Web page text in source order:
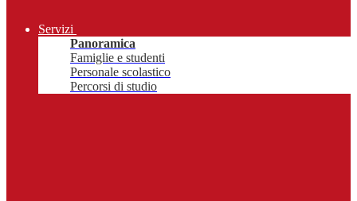
Servizi
Panoramica
Famiglie e studenti
Personale scolastico
Percorsi di studio